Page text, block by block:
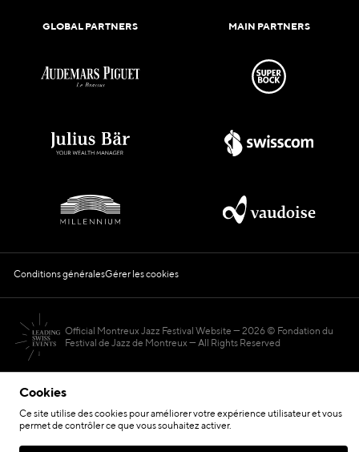
Cookies
Ce site utilise des cookies pour améliorer votre expérience utilisateur et vous
permet de contrôler ce que vous souhaitez activer.
GLOBAL PARTNERS MAIN PARTNERS
Conditions généralesGérer les cookies
Official Montreux Jazz Festival Website
2026 © Fondation du
Festival de Jazz de Montreux — All Rights Reserved
Hosted by